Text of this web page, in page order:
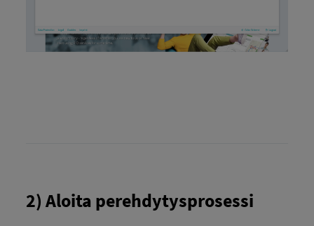
2) Aloita perehdytysprosessi